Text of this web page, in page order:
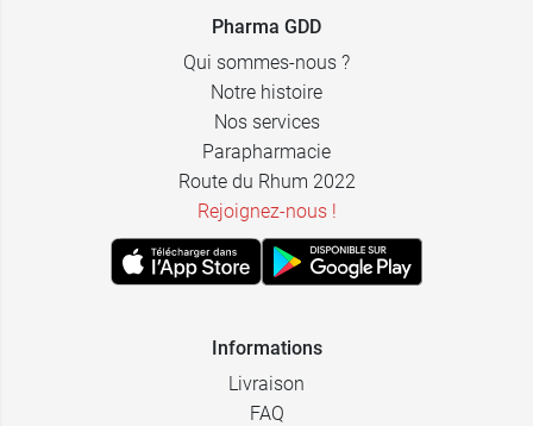
Pharma GDD
Qui sommes-nous ?
Notre histoire
Nos services
Parapharmacie
Route du Rhum 2022
Rejoignez-nous !
Informations
Livraison
FAQ